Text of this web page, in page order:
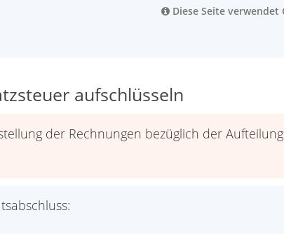
Diese Seite verwendet
aufschlüsseln
der Rechnungen bezüglich der